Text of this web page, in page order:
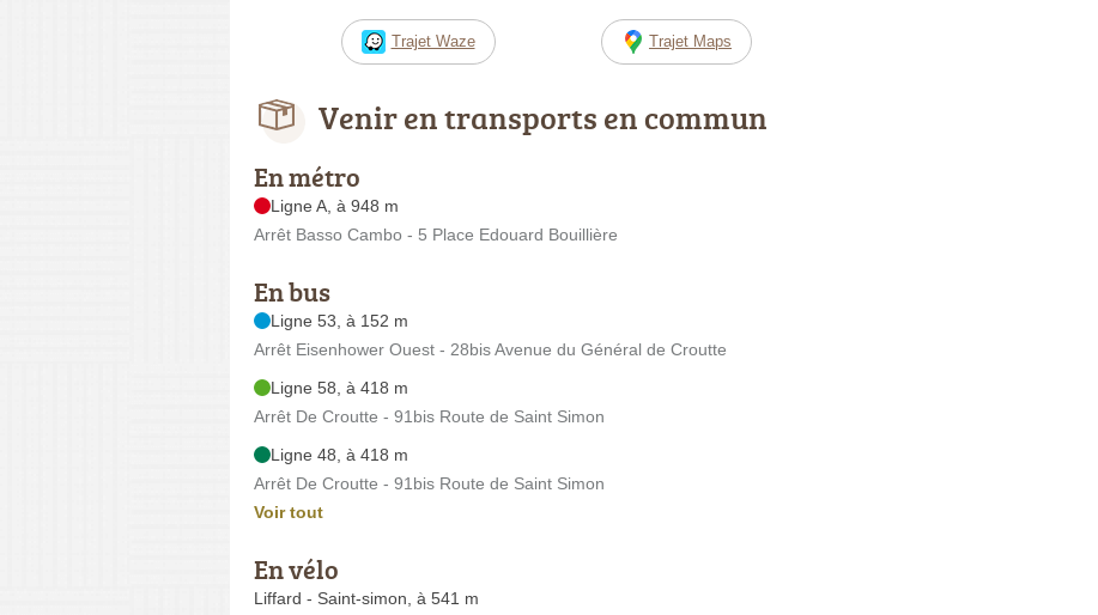
Trajet Waze Trajet Maps
Venir en transports en commun
En métro
Ligne A, à 948 m
Arrêt Basso Cambo - 5 Place Edouard Bouillière
En bus
Ligne 53, à 152 m
Arrêt Eisenhower Ouest - 28bis Avenue du Général de Croutte
Ligne 58, à 418 m
Arrêt De Croutte - 91bis Route de Saint Simon
Ligne 48, à 418 m
Arrêt De Croutte - 91bis Route de Saint Simon
Voir tout
En vélo
Liffard - Saint-simon, à 541 m